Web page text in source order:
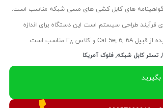
های کابل کشی های مسی شبکه مناسب است.
طراحی سیستم است این دستگاه برای اندازه
A مناسب است.
, تستر کابل شبکه, فلوک آمریکا